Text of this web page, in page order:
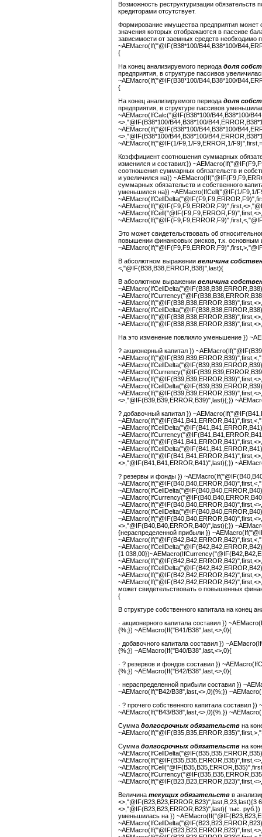
Возможность реструктуризации
кредиторами отсутствует.
Формирование имущества предприятия может
значения которых отображаются в пассиве
зависимости от заемных средств необходимо
~AEMacro(If("@IF(B38*100/B44,B38*100/
{
На конец анализируемого периода доля
предприятия, в структуре пассивов
~AEMacro(If("@IF(B38*100/B44,B38*100/
{
На конец анализируемого периода доля
предприятия, в структуре пассивов
~AEMacro(IfCalc("@IF(B38*100/B44,B38*100/
<>,"@IF(B38*100/B44,B38*100/
~AEMacro(If("@IF(B38*100/B44,B38*100/
<>,"@IF(B38*100/B44,B38*100/
~AEMacro(If("@IF(1/F9,1/F9,ERROR,1/
Коэффициент соотношения суммарных
изменился и составил:})
соотношения суммарных обязательств и
и увеличился на})
суммарных обязательств и собственного
уменьшился на}) ~AEMacro(IfCell("@IF(1/F9,1/
Это может свидетельствовать об
повышении финансовых рисков, т.к.
В абсолютном выражении величина
<,"@IF(B38,B38,ERROR,B38)",last){
В абсолютном выражении величина
На это изменение повлияло уменьшение })
? акционерный капитал })
<>,"@IF(B39,B39,ERROR,B39)",last){;})
? добавочный капитал })
<>,"@IF(B41,B41,ERROR,B41)",last){;})
? резервы и фонды })
<>,"@IF(B40,B40,ERROR,B40)",last){;})
{нераспределенной прибыли })
{1
может свидетельствовать о повышенных
{
В структуре собственного капитала на конец
· акционерного капитала составил })
{%;}) ~AEMacro(If("B41/B38",last,<>,0){
· добавочного капитала составил })
{%;}) ~AEMacro(If("B40/B38",last,<>,0){
· ? резервов и фондов составил })
{%;}) ~AEMacro(If("B42/B38",last,<>,0){
· нераспределенной прибыли составил })
~AEMacro(If("B42/B38",last,<>,0){%;})
· ? прочего собственного капитала составил
~AEMacro(If("B43/B38",last,<>,0){%.})
Сумма долгосрочных обязательств на
Сумма долгосрочных обязательств на
Величина текущих обязательств в
<>,"@IF(B23,B23,ERROR,B23)",last,B,23,last){3
<>,"@IF(B23,B23,ERROR,B23)",last){ тыс.
уменьшилась на })